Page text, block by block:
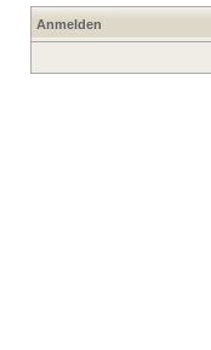
Anmelden